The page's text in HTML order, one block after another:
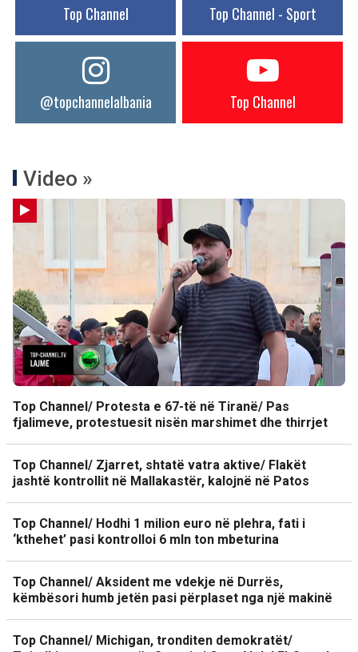
Top Channel Top Channel - Sport
@topchannelalbania Top Channel
Video »
Top Channel/ Protesta e 67-të në Tiranë/ Pas
fjalimeve, protestuesit nisën marshimet dhe thirrjet
Top Channel/ Zjarret, shtatë vatra aktive/ Flakët
jashtë kontrollit në Mallakastër, kalojnë në Patos
Top Channel/ Hodhi 1 milion euro në plehra, fati i
‘kthehet’ pasi kontrolloi 6 mln ton mbeturina
Top Channel/ Aksident me vdekje në Durrës,
këmbësori humb jetën pasi përplaset nga një makinë
Top Channel/ Michigan, tronditen demokratët/